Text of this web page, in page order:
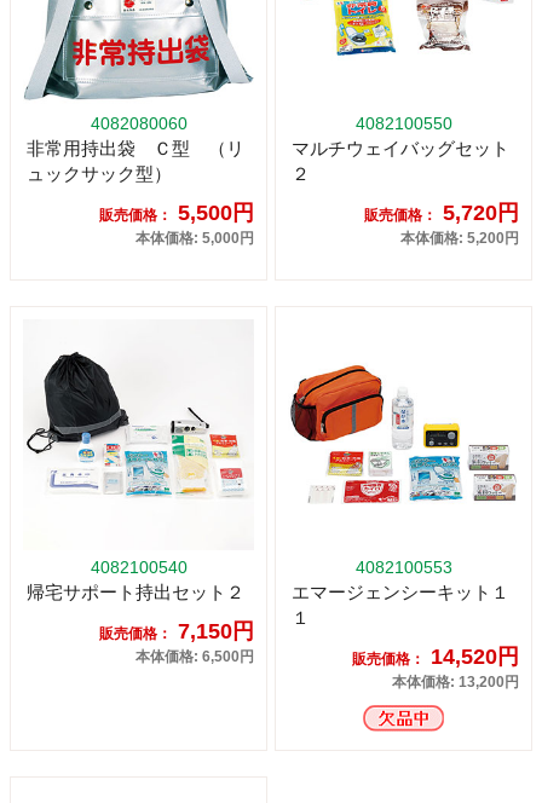
4082080060
非常用持出袋 Ｃ型 （リ
ュックサック型）
販売価格： 5,500円
本体価格: 5,000円
4082100550
マルチウェイバッグセット
２
販売価格： 5,720円
本体価格: 5,200円
4082100540
帰宅サポート持出セット２
販売価格： 7,150円
本体価格: 6,500円
4082100553
エマージェンシーキット１
１
販売価格： 14,520円
本体価格: 13,200円